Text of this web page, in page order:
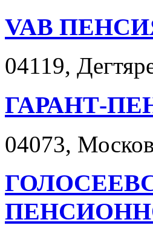
VAB
04119,
ГАРАНТ-
04073,